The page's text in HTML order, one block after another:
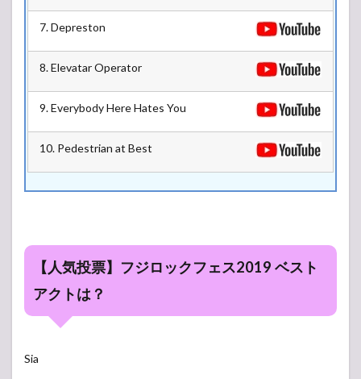
7. Depreston
8. Elevatar Operator
9. Everybody Here Hates You
10. Pedestrian at Best
【人気投票】フジロックフェス2019 ベスト
アクトは？
Sia